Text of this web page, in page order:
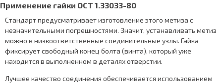
Применение гайки ОСТ 1.33033-80
Стандарт предусматривает изготовление этого метиза с
незначительными погрешностями. Значит, устанавливать метиз
можно в низкоответственные соединительные узлы. Гайка
фиксирует свободный конец болта (винта), который уже
находится в выполненном в деталях отверстии.
Лучшее качество соединения обеспечивается использованием